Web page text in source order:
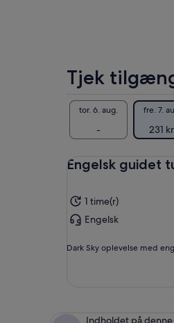
Tjek
tor. 6. aug.
-
fre. 7.
231
Engelsk guidet
1 time(r)
Engelsk
Dark Sky oplevelse med